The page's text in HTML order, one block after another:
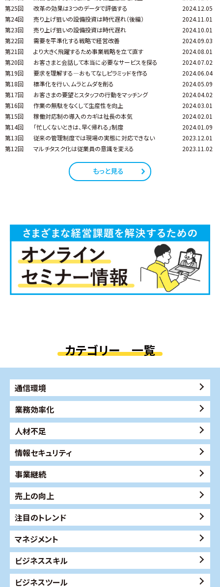
第25回
改革の効果は3つのデータで評価する
2024.12.05
第24回
売り上げ狙いの設備投資は時代遅れ（後編）
2024.11.01
第23回
売り上げ狙いの設備投資は時代遅れ
2024.10.01
第22回
需要を平準化する戦略で経営改善
2024.09.03
第21回
より大きく飛躍するため事業戦略を立て直す
2024.08.01
第20回
お客さまと会話して本当に必要なサービスを探る
2024.07.02
第19回
要求を理解する―おもてなしピラミッドを作る
2024.06.04
第18回
標準化を行い、ムラとムダを削る
2024.05.09
第17回
お客さまの要望とスタッフの行動をマッチング
2024.04.02
第16回
作業の無駄をなくして生産性を向上
2024.03.01
第15回
稼働対応制の導入のカギは社長の本気
2024.02.01
第14回
「忙しくないときは、早く帰れる」制度
2024.01.09
第13回
従来の管理制度では現場の実態に対応できない
2023.12.01
第12回
マルチタスク化は従業員の意識を変える 2023.11.02
もっと見る
カテゴリー 一覧
通信環境
業務効率化
人材不足
情報セキュリティ
事業継続
売上の向上
注目のトレンド
マネジメント
ビジネススキル
ビジネスツール